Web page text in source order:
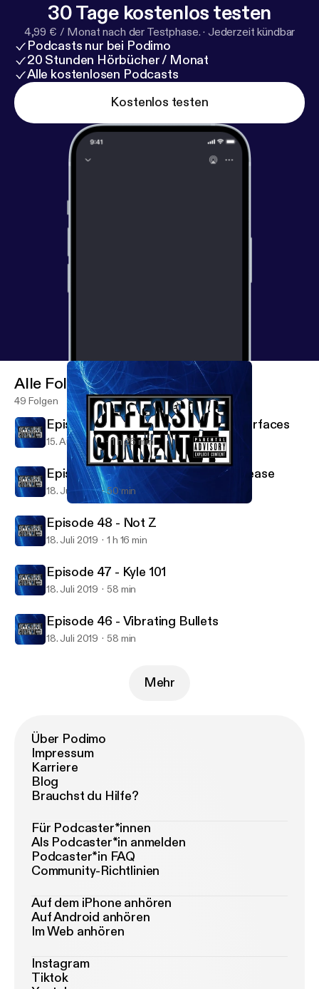
30 Tage kostenlos testen
4,99 € / Monat nach der Testphase. · Jederzeit kündbar
Podcasts nur bei Podimo
20 Stunden Hörbücher / Monat
Alle kostenlosen Podcasts
Kostenlos testen
Offensive Content
Alle Folgen
49 Folgen
Episode 49 - The White Whale Resurfaces
15. Aug. 2019 1 h 26 min
Episode 45 - Heartbreak Heart Disease
18. Juli 2019 50 min
Episode 48 - Not Z
18. Juli 2019 1 h 16 min
Episode 47 - Kyle 101
18. Juli 2019 58 min
Episode 46 - Vibrating Bullets
18. Juli 2019 58 min
Mehr
Über Podimo
Impressum
Karriere
Blog
Brauchst du Hilfe?
Für Podcaster*innen
Als Podcaster*in anmelden
Podcaster*in FAQ
Community-Richtlinien
Auf dem iPhone anhören
Auf Android anhören
Im Web anhören
Instagram
Tiktok